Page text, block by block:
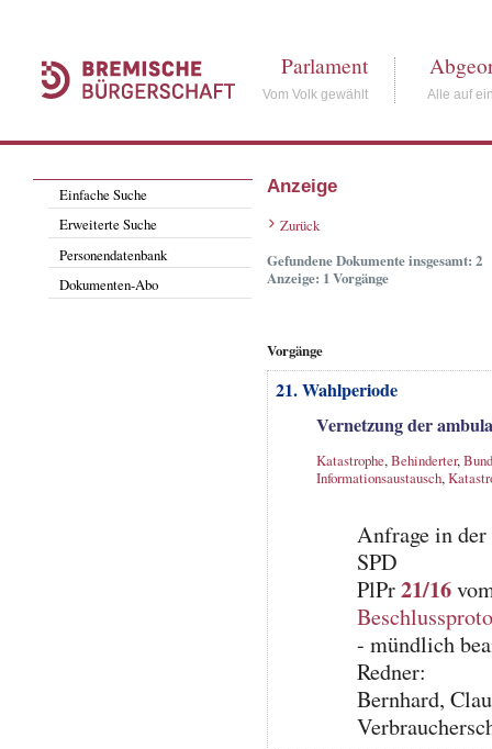
Parlament
Vom Volk gewählt Alle auf
Einfache Suche
Erweiterte Suche
Personendatenbank
Dokumenten-Abo
Anzeige
Zurück
Gefundene Dokumente insgesamt: 2
Anzeige: 1 Vorgänge
Vorgänge
21. Wahlperiode
Vernetzung der
Katastrophe,Behinderter,
Informationsaustausch,
Anfrage in
SPD
PlPr21/16
- mündlich
Redner:
Bernhard,